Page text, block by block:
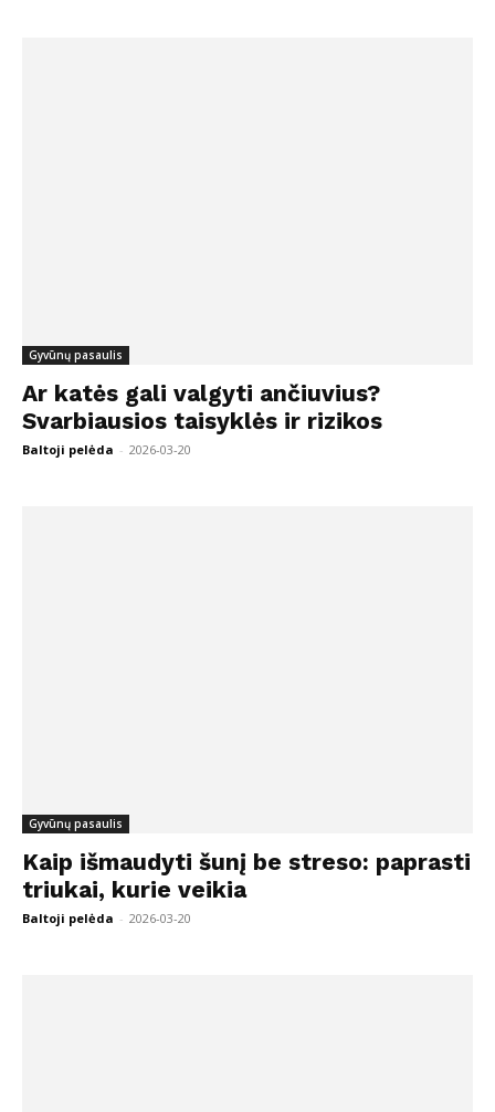
Gyvūnų pasaulis
Ar katės gali valgyti ančiuvius?
Svarbiausios taisyklės ir rizikos
Baltoji pelėda - 2026-03-20
Gyvūnų pasaulis
Kaip išmaudyti šunį be streso: paprasti
triukai, kurie veikia
Baltoji pelėda - 2026-03-20